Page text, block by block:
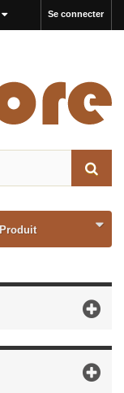
Se connecter
Produit